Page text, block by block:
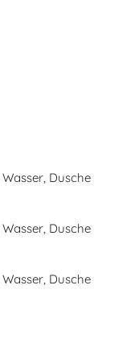
Dusche
Dusche
Dusche